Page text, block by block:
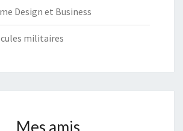
Design et Business
militaires
Mes amis